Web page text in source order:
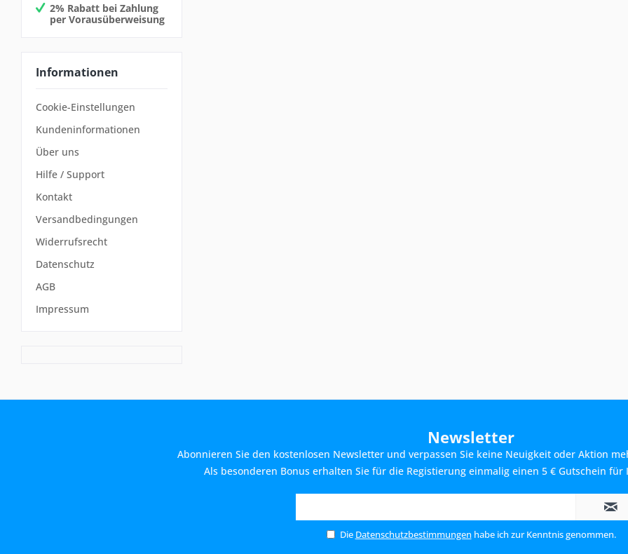
2% Rabatt bei Zahlung
per Vorausüberweisung
Informationen
Cookie-Einstellungen
Kundeninformationen
Über uns
Hilfe / Support
Kontakt
Versandbedingungen
Widerrufsrecht
Datenschutz
AGB
Impressum
Newsletter
Abonnieren Sie den kostenlosen Newsletter und verpassen Sie keine Neuigkeit oder Aktion
Als besonderen Bonus erhalten Sie für die Registierung einmalig einen 5 € Gutschein für
Die Datenschutzbestimmungen habe ich zur Kenntnis genommen.